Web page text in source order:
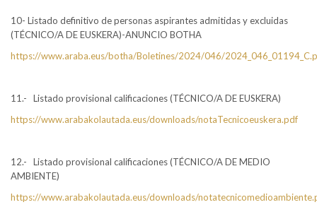
10- Listado definitivo de personas aspirantes admitidas y excluidas
(TÉCNICO/A DE EUSKERA)-ANUNCIO BOTHA
https://www.araba.eus/botha/Boletines/2024/046/
11.- Listado provisional calificaciones (TÉCNICO/A DE EUSKERA)
https://www.arabakolautada.eus/downloads/notaTecnicoeuskera.pdf
12.- Listado provisional calificaciones (TÉCNICO/A DE MEDIO
AMBIENTE)
https://www.arabakolautada.eus/downloads/